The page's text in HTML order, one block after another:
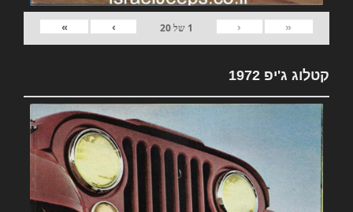
«
‹
1 של20
›
»
קטלוג ג'יפ 1972